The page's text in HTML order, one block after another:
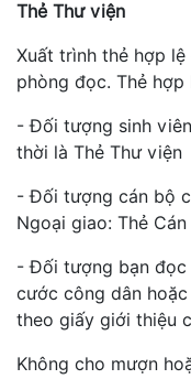
Thẻ Thư viện
Xuất trình thẻ hợp
phòng đọc. Thẻ hợp
- Đối tượng sinh
thời là Thẻ Thư viện
- Đối tượng cán bộ
Ngoại giao: Thẻ Cán
- Đối tượng bạn đọc
cước công dân
theo giấy giới thiệu
Không cho mượn